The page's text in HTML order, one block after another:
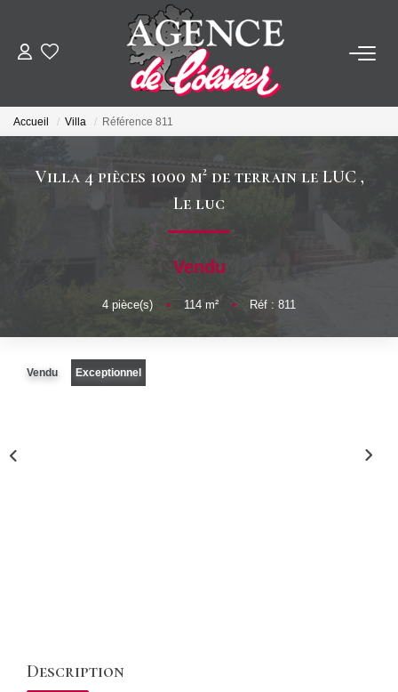
ACHETER
ESTIMER
SYNDIC
NOTRE AGENCE
Accueil Villa Référence 811
Villa 4 pièces 1000 m² de terrain le LUC ,
Le luc
Vendu
4 pièce(s) • 114 m² • Réf : 811
Vendu Exceptionnel
Description